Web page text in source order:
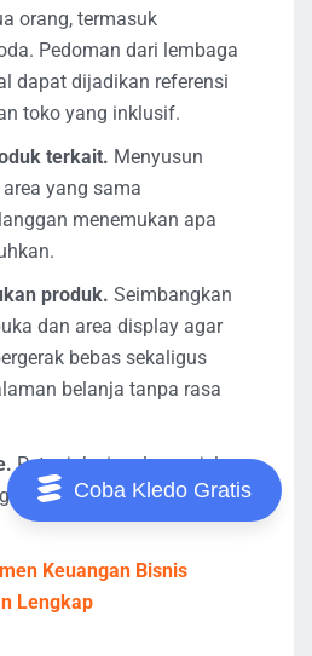
orang, termasuk
Pedoman dari lembaga
dapat dijadikan referensi
toko yang inklusif.
terkait. Menyusun
yang sama
menemukan apa
produk. Seimbangkan
dan area display agar
bebas sekaligus
belanja tanpa rasa
Petunjuk visual yang jelas
menavigasi toko
Keuangan Bisnis
Lengkap
Coba Kledo Gratis